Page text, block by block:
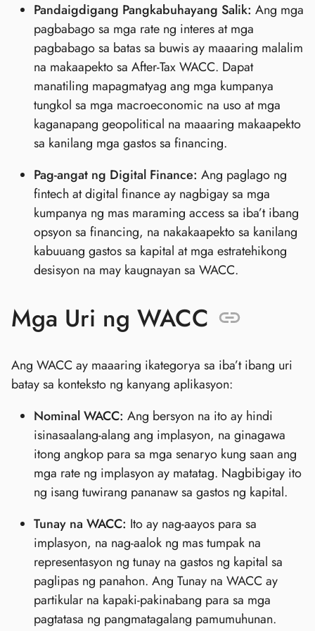
Pandaigdigang Pangkabuhayang Salik: Ang mga
pagbabago sa mga rate ng interes at mga
pagbabago sa batas sa buwis ay maaaring malalim
na makaapekto sa After-Tax WACC. Dapat
manatiling mapagmatyag ang mga kumpanya
tungkol sa mga macroeconomic na uso at mga
kaganapang geopolitical na maaaring makaapekto
sa kanilang mga gastos sa financing.
Pag-angat ng Digital Finance: Ang paglago ng
fintech at digital finance ay nagbigay sa mga
kumpanya ng mas maraming access sa iba’t ibang
opsyon sa financing, na nakakaapekto sa kanilang
kabuuang gastos sa kapital at mga estratehikong
desisyon na may kaugnayan sa WACC.
Mga Uri ng WACC
Ang WACC ay maaaring ikategorya sa iba’t ibang uri
batay sa konteksto ng kanyang aplikasyon:
Nominal WACC: Ang bersyon na ito ay hindi
isinasaalang-alang ang implasyon, na ginagawa
itong angkop para sa mga senaryo kung saan ang
mga rate ng implasyon ay matatag. Nagbibigay ito
ng isang tuwirang pananaw sa gastos ng kapital.
Tunay na WACC: Ito ay nag-aayos para sa
implasyon, na nag-aalok ng mas tumpak na
representasyon ng tunay na gastos ng kapital sa
paglipas ng panahon. Ang Tunay na WACC ay
partikular na kapaki-pakinabang para sa mga
pagtatasa ng pangmatagalang pamumuhunan.